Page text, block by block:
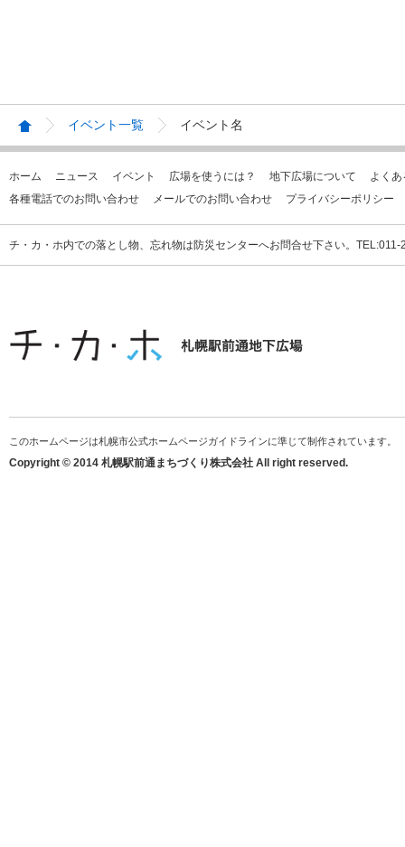
イベント一覧 イベント名
ホーム ニュース イベント 広場を使うには？ 地下広場について
よく
各種電話でのお問い合わせ
メールでのお問い合わせ プライバシーポリシー
チ・カ・ホ内での落とし物、忘れ物は防災センターへお問合せ下さい。
このホームページは札幌市公式ホームページガイドラインに準じて制作されています。
Copyright © 2014 札幌駅前通まちづくり株式会社 All right reserved.